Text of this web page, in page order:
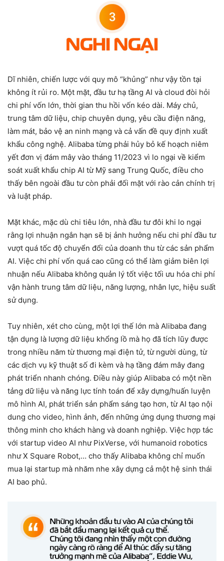
Dĩ nhiên, chiến lược với quy mô “khủng” như vậy tồn tại
không ít rủi ro. Một mặt, đầu tư hạ tầng AI và cloud đòi hỏi
chi phí vốn lớn, thời gian thu hồi vốn kéo dài. Máy chủ,
trung tâm dữ liệu, chip chuyên dụng, yêu cầu điện năng,
làm mát, bảo vệ an ninh mạng và cả vấn đề quy định xuất
khẩu công nghệ. Alibaba từng phải hủy bỏ kế hoạch niêm
yết đơn vị đám mây vào tháng 11/2023 vì lo ngại về kiểm
soát xuất khẩu chip AI từ Mỹ sang Trung Quốc, điều cho
thấy bên ngoài đầu tư còn phải đối mặt với rào cản chính trị
và luật pháp.
Mặt khác, mặc dù chi tiêu lớn, nhà đầu tư đôi khi lo ngại
rằng lợi nhuận ngắn hạn sẽ bị ảnh hưởng nếu chi phí đầu tư
vượt quá tốc độ chuyển đổi của doanh thu từ các sản phẩm
AI. Việc chi phí vốn quá cao cũng có thể làm giảm biên lợi
nhuận nếu Alibaba không quản lý tốt việc tối ưu hóa chi phí
vận hành trung tâm dữ liệu, năng lượng, nhân lực, hiệu suất
sử dụng.
Tuy nhiên, xét cho cùng, một lợi thế lớn mà Alibaba đang
tận dụng là lượng dữ liệu khổng lồ mà họ đã tích lũy được
trong nhiều năm từ thương mại điện tử, từ người dùng, từ
các dịch vụ kỹ thuật số đi kèm và hạ tầng đám mây đang
phát triển nhanh chóng. Điều này giúp Alibaba có một nền
tảng dữ liệu và năng lực tính toán để xây dựng/huấn luyện
mô hình AI, phát triển sản phẩm sáng tạo hơn, từ AI tạo nội
dung cho video, hình ảnh, đến những ứng dụng thương mại
thông minh cho khách hàng và doanh nghiệp. Việc hợp tác
với startup video AI như PixVerse, với humanoid robotics
như X Square Robot,… cho thấy Alibaba không chỉ muốn
mua lại startup mà nhăm nhe xây dựng cả một hệ sinh thái
AI bao phủ.